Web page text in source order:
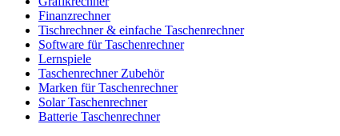
Finanzrechner
Tischrechner & einfache Taschenrechner
Software für Taschenrechner
Lernspiele
Taschenrechner Zubehör
Marken für Taschenrechner
Solar Taschenrechner
Batterie Taschenrechner